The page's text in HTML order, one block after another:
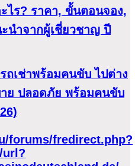
ไร? ราคา, ขั้นตอนจอง,
นำจากผู้เชี่ยวชาญ ปี
รถเช่าพร้อมคนขับ ไปต่าง
ย ปลอดภัย พร้อมคนขับ
forums/fredirect.php?
url?